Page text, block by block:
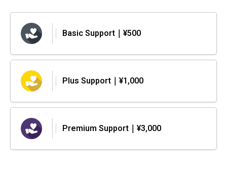
Basic Support｜¥500
Plus Support｜¥1,000
Premium Support｜¥3,000